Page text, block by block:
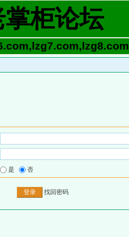
掌柜论坛
是 否
找回密码